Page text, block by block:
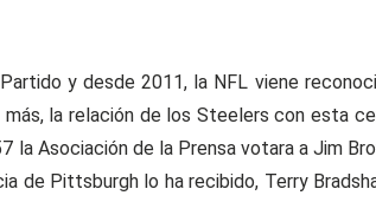
y desde 2011, la NFL viene
la relación de los Steelers con esta
la Asociación de la Prensa votara a Jim
de Pittsburgh lo ha recibido, Terry